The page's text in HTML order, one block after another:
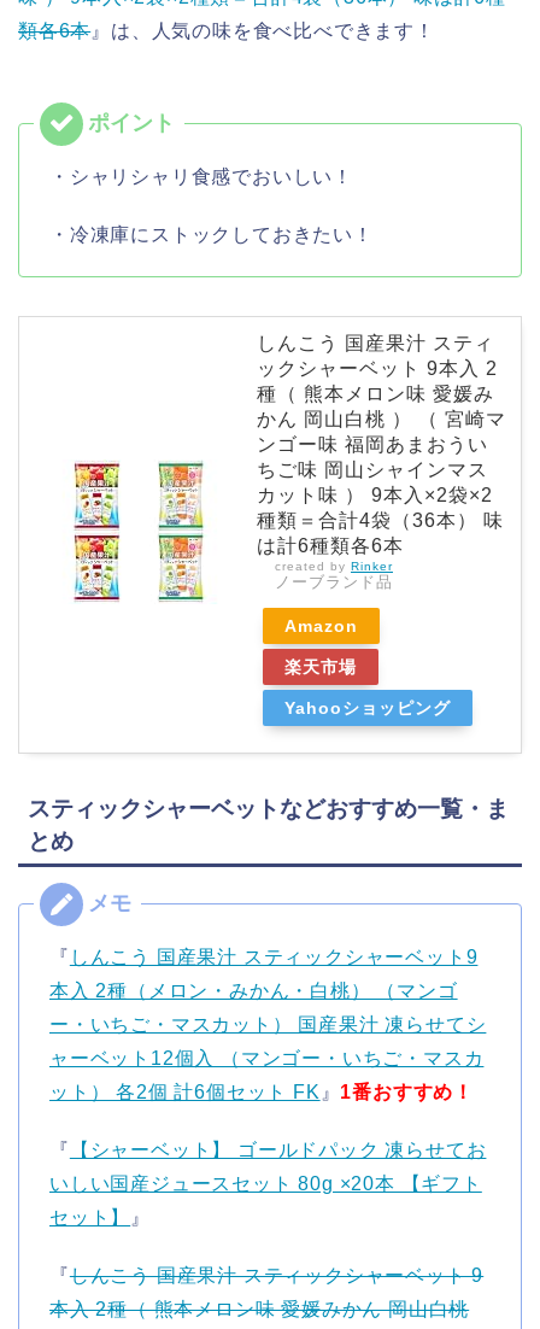
類各6本』は、人気の味を食べ比べできます！
・シャリシャリ食感でおいしい！
・冷凍庫にストックしておきたい！
しんこう 国産果汁 スティ
ックシャーベット 9本入 2
種（ 熊本メロン味 愛媛み
かん 岡山白桃 ） （ 宮崎マ
ンゴー味 福岡あまおうい
ちご味 岡山シャインマス
カット味 ） 9本入×2袋×2
種類＝合計4袋（36本） 味
は計6種類各6本
created by Rinker
ノーブランド品
Amazon
楽天市場
Yahooショッピング
スティックシャーベットなどおすすめ一覧・ま
とめ
『 しんこう 国産果汁 スティックシャーベット9
本入 2種（メロン・みかん・白桃） （マンゴ
ー・いちご・マスカット） 国産果汁 凍らせてシ
ャーベット12個入 （マンゴー・いちご・マスカ
ット） 各2個 計6個セット FK 』 1番おすすめ！
『
【シャーベット】 ゴールドパック 凍らせてお
いしい国産ジュースセット 80g ×20本 【ギフト
セット】
』
『しんこう 国産果汁 スティックシャーベット 9
本入 2種（ 熊本メロン味 愛媛みかん 岡山白桃